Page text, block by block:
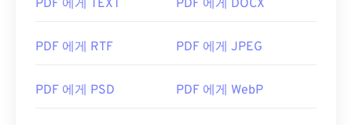
PDF 에게 TEXT PDF 에게 DOCX
PDF 에게 RTF PDF 에게 JPEG
PDF 에게 PSD PDF 에게 WebP